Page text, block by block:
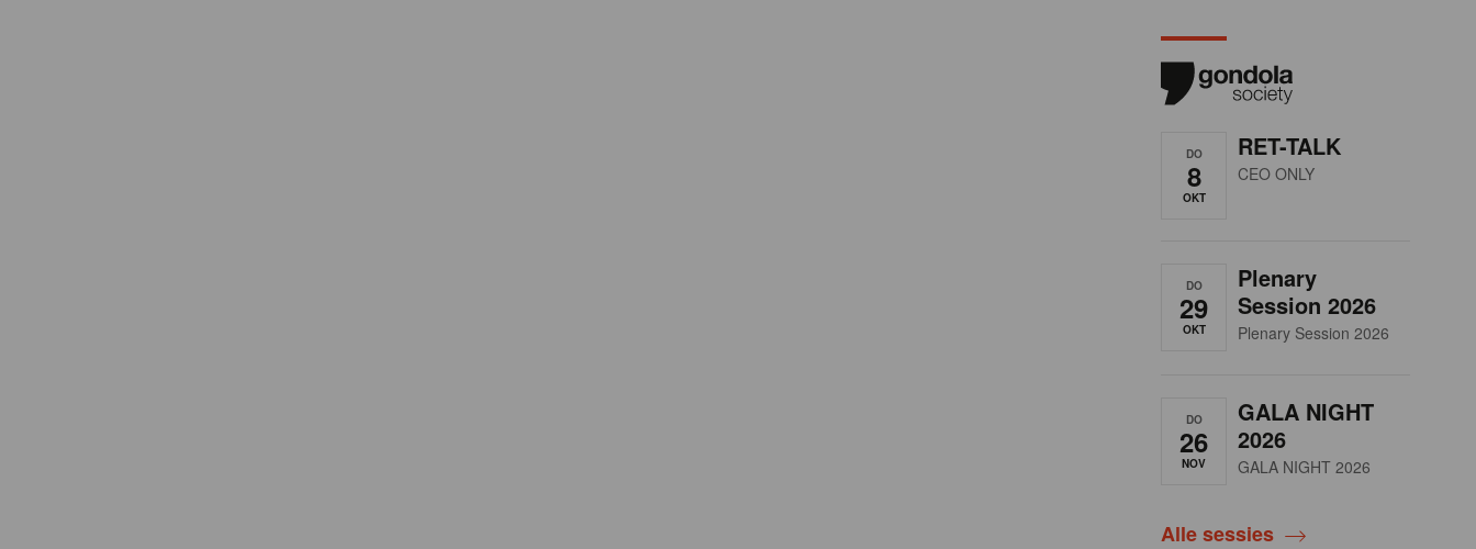
DO
8
OKT
RET-TALK
CEO ONLY
DO
29
OKT
Plenary
Session 2026
Plenary Session 2026
DO
26
NOV
GALA NIGHT
2026
GALA NIGHT 2026
Alle sessies